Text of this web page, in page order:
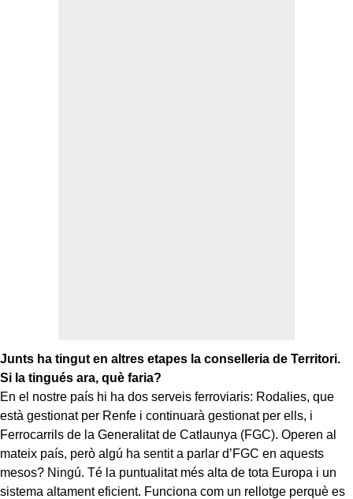
Junts ha tingut en altres etapes la conselleria de Territori.
Si la tingués ara, què faria?
En el nostre país hi ha dos serveis ferroviaris: Rodalies, que
està gestionat per Renfe i continuarà gestionat per ells, i
Ferrocarrils de la Generalitat de Catlaunya (FGC). Operen al
mateix país, però algú ha sentit a parlar d’FGC en aquests
mesos? Ningú. Té la puntualitat més alta de tota Europa i un
sistema altament eficient. Funciona com un rellotge perquè es